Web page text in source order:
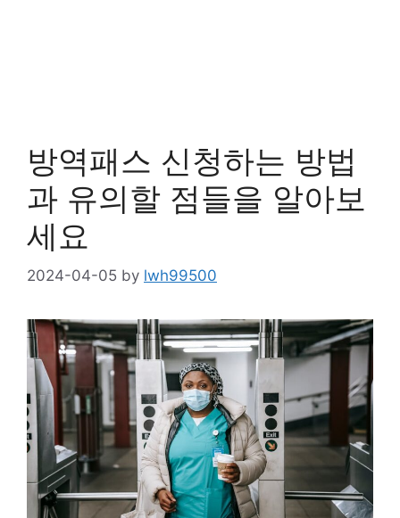
방역패스 신청하는 방법
과 유의할 점들을 알아보
세요
2024-04-05 by lwh99500